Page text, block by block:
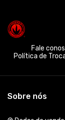
Fale
Política de
Sobre nós